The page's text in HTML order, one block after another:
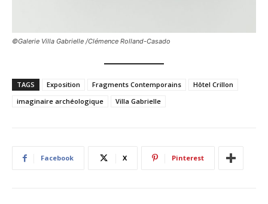
©Galerie Villa Gabrielle /Clémence Rolland-Casado
TAGS Exposition Fragments Contemporains
Hôtel Crillon
imaginaire archéologique
Villa Gabrielle
Facebook X Pinterest